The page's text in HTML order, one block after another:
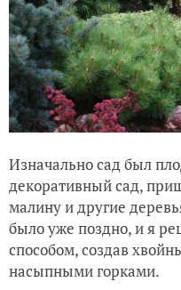
Изначально сад был
декоративный сад,
малину и другие
было уже поздно, и я
способом, создав
насыпными горками.